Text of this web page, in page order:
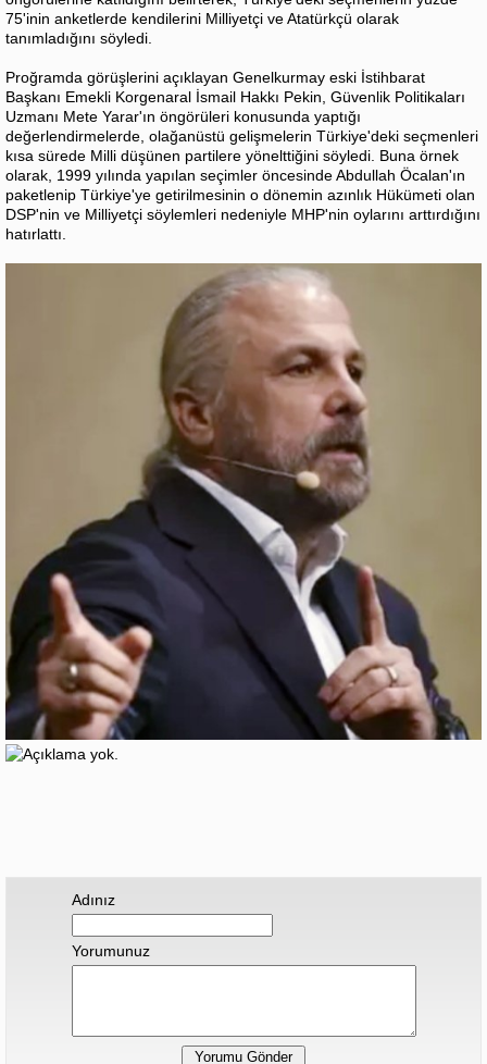
75'inin anketlerde kendilerini Milliyetçi ve Atatürkçü olarak
tanımladığını söyledi.
Proğramda görüşlerini açıklayan Genelkurmay eski İstihbarat
Başkanı Emekli Korgenaral İsmail Hakkı Pekin, Güvenlik Politikaları
Uzmanı Mete Yarar'ın öngörüleri konusunda yaptığı
değerlendirmelerde, olağanüstü gelişmelerin Türkiye'deki seçmenleri
kısa sürede Milli düşünen partilere yönelttiğini söyledi. Buna örnek
olarak, 1999 yılında yapılan seçimler öncesinde Abdullah Öcalan'ın
paketlenip Türkiye'ye getirilmesinin o dönemin azınlık Hükümeti olan
DSP'nin ve Milliyetçi söylemleri nedeniyle MHP'nin oylarını arttırdığını
hatırlattı.
Adınız
Yorumunuz